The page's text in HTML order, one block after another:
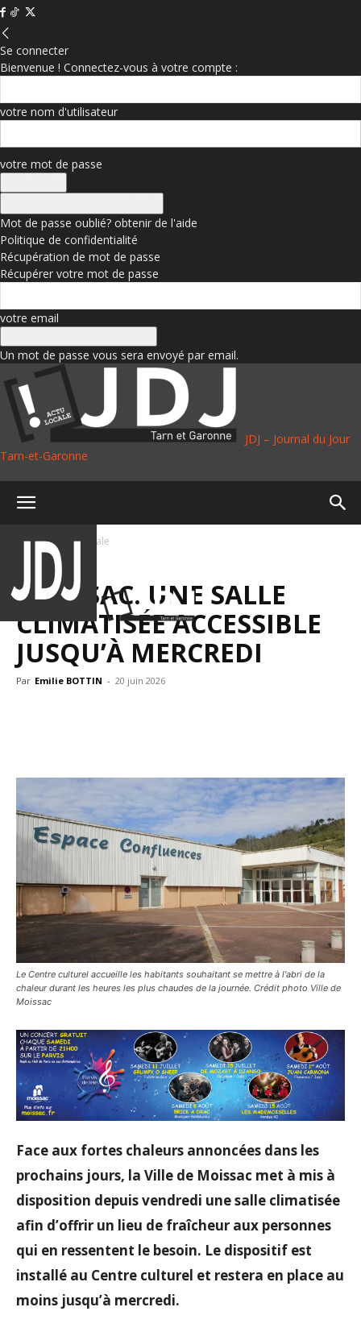
Se connecter
Bienvenue ! Connectez-vous à votre compte :
votre nom d'utilisateur
votre mot de passe
Mot de passe oublié? obtenir de l'aide
Politique de confidentialité
Récupération de mot de passe
Récupérer votre mot de passe
votre email
Un mot de passe vous sera envoyé par email.
JDJ – Journal du Jour
Tarn-et-Garonne
Accueil Vie Locale
VIE LOCALE
MOISSAC. UNE SALLE
CLIMATISÉE ACCESSIBLE
JUSQU’À MERCREDI
Par Emilie BOTTIN - 20 juin 2026
Le Centre culturel accueille les habitants souhaitant se mettre à l'abri de la
chaleur durant les heures les plus chaudes de la journée. Crédit photo Ville de
Moissac
Face aux fortes chaleurs annoncées dans les
prochains jours, la Ville de Moissac met à mis à
disposition depuis vendredi une salle climatisée
afin d’offrir un lieu de fraîcheur aux personnes
qui en ressentent le besoin. Le dispositif est
installé au Centre culturel et restera en place au
moins jusqu’à mercredi.